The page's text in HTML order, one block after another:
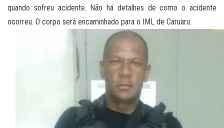
quando sofreu acidente. Não há detalhes de como o acidente
ocorreu. O corpo será encaminhado para o IML de Caruaru.